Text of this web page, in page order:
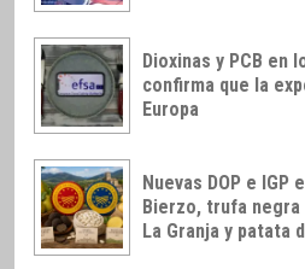
Dioxinas y PCB en
confirma que la
Europa
Nuevas DOP e IGP
Bierzo, trufa negra
La Granja y patata